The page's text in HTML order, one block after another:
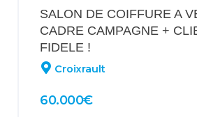
SALON DE COIFFURE A
CADRE CAMPAGNE +
FIDELE !
Croixrault
60.000€